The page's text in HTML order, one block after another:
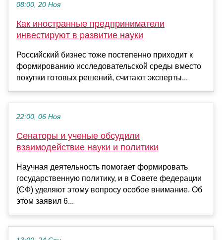
08:00, 20 Ноя
Как иностранные предприниматели
инвестируют в развитие науки
Российский бизнес тоже постепенно приходит к
формированию исследовательской среды вместо
покупки готовых решений, считают эксперты...
22:00, 06 Ноя
Сенаторы и ученые обсудили
взаимодействие науки и политики
Научная деятельность помогает формировать
государственную политику, и в Совете федерации
(СФ) уделяют этому вопросу особое внимание. Об
этом заявил 6...